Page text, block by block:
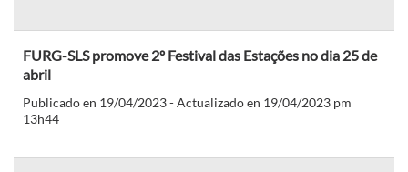
FURG-SLS promove 2º Festival das Estações no dia 25 de
abril
Publicado en 19/04/2023 - Actualizado en 19/04/2023 pm
13h44